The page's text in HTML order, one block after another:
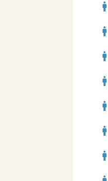
man
man
man
man
man
man
man